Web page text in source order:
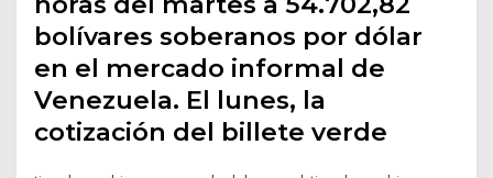
bolívares soberanos por dólar
en el mercado informal de
Venezuela. El lunes, la
cotización del billete verde